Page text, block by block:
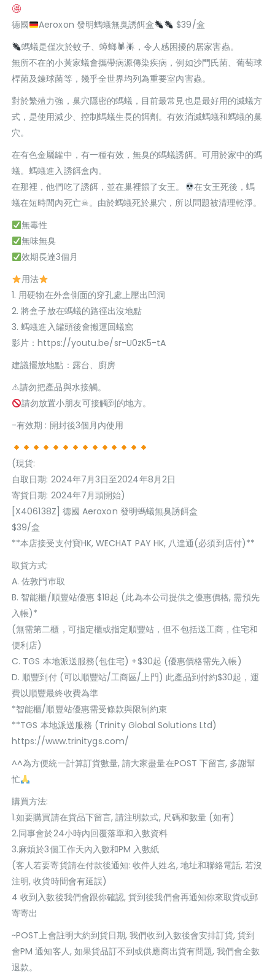
德國 Aeroxon 發明螞蟻無臭誘餌盒
$39/盒
螞蟻是僅次於蚊子、蟑螂🕷
，令人感困擾的居家害蟲。
無所不在的小黃家蟻會攜帶病源傳染疾病，例如沙門氏菌、葡萄球
桿菌及鍊球菌等，幾乎全世界均列為重要室內害蟲。
對於繁殖力強，巢穴隱密的螞蟻，目前最常見也是最好用的滅蟻方
式，是使用減少、控制螞蟻生長的餌劑。有效消滅螞蟻和螞蟻的巢
穴。
在有色金屬罐中，有一種有效，無臭的螞蟻誘餌。可用於家中的螞
蟻。螞蟻進入誘餌盒內。
在那裡，他們吃了誘餌，並在巢裡餵了女王。
在女王死後，螞
蟻在短時間內死亡☠。由於螞蟻死於巢穴，所以問題被清理乾淨。
無毒性
無味無臭
效期長達3個月
用法
1. 用硬物在外盒側面的穿孔處上壓出凹洞
2. 將盒子放在螞蟻的路徑出沒地點
3. 螞蟻進入罐頭後會搬運回蟻窩
影片：https://youtu.be/sr-U0zK5-tA
建議擺放地點：露台、廚房
⚠請勿把產品與水接觸。
請勿放置小朋友可接觸到的地方。
-有效期 : 開封後3個月內使用
(現貨:
自取日期: 2024年7月3日至2024年8月2日
寄貨日期: 2024年7月頭開始)
[X406138Z] 德國 Aeroxon 發明螞蟻無臭誘餌盒
$39/盒
**本店接受支付寶HK, WECHAT PAY HK, 八達通(必須到店付)**
取貨方式:
A. 佐敦門巿取
B. 智能櫃/順豐站優惠 $18起 (此為本公司提供之優惠價格, 需預先
入帳)*
(無需第二櫃，可指定櫃或指定順豐站，但不包括送工商，住宅和
便利店)
C. TGS 本地派送服務(包住宅) +$30起 (優惠價格需先入帳)
D. 順豐到付 (可以順豐站/工商區/上門) 此產品到付約$30起，運
費以順豐最終收費為準
*智能櫃/順豐站優惠需受條款與限制約束
**TGS 本地派送服務 (Trinity Global Solutions Ltd)
https://www.trinitygs.com/
^^為方便統一計算訂貨數量, 請大家盡量在POST 下留言, 多謝幫
忙
購買方法:
1.如要購買請在貨品下留言, 請注明款式, 尺碼和數量 (如有)
2.同事會於24小時內回覆落單和入數資料
3.麻煩於3個工作天內入數和PM 入數紙
(客人若要寄貨請在付款後通知: 收件人姓名, 地址和聯絡電話, 若沒
注明, 收貨時間會有延誤)
4 收到入數後我們會跟你確認, 貨到後我們會再通知你來取貨或郵
寄寄出
~POST上會註明大約到貨日期, 我們收到入數後會安排訂貨, 貨到
會PM 通知客人, 如果貨品訂不到或供應商出貨有問題, 我們會全數
退款。